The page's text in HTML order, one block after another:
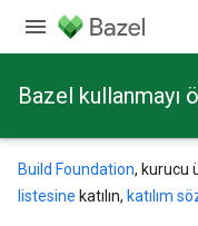
Bazel kullanmayı
Build Foundation, kurucu
listesine katılın, katılım